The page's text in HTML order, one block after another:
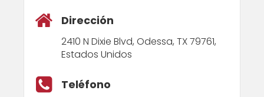
Dirección
2410 N Dixie Blvd, Odessa, TX 79761,
Estados Unidos
Teléfono